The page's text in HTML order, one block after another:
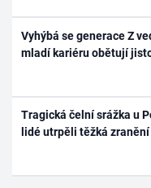
Vyhýbá se generace Z
mladí kariéru obětují
Tragická čelní srážka u
lidé utrpěli těžká zranění